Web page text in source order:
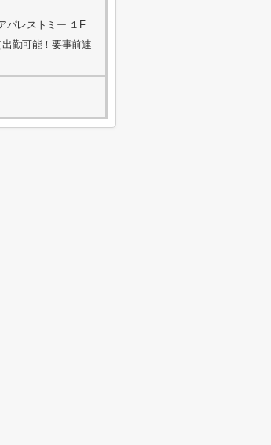
パレストミー １F
勤可能！要事前連